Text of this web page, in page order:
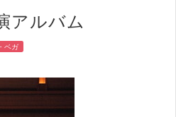
アルバム
ベガ